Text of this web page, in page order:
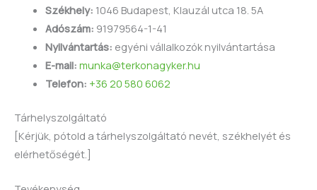
Székhely: 1046 Budapest, Klauzál utca 18. 5A
Adószám: 91979564-1-41
Nyilvántartás: egyéni vállalkozók nyilvántartása
E-mail: munka@terkonagyker.hu
Telefon: +36 20 580 6062
Tárhelyszolgáltató
[Kérjük, pótold a tárhelyszolgáltató nevét, székhelyét és
elérhetőségét.]